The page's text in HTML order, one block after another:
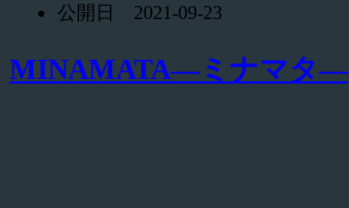
公開日 2021-09-23
MINAMATA―ミナマタ―